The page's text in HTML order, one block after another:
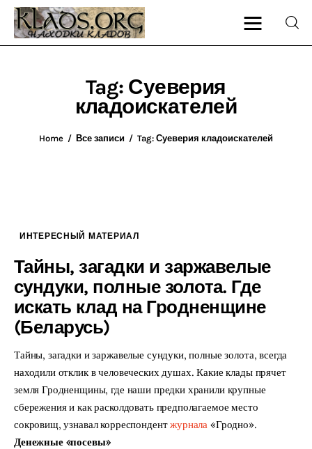
Tag: Суеверия
кладоискателей
Home Все записи Tag: Суеверия кладоискателей
Главная
О блоге
ИНТЕРЕСНЫЙ МАТЕРИАЛ
Тайны, загадки и заржавелые
сундуки, полные золота. Где
искать клад на Гродненщине
(Беларусь)
Тайны, загадки и заржавелые сундуки, полные золота, всегда
находили отклик в человеческих душах. Какие клады прячет
земля Гродненщины, где наши предки хранили крупные
сбережения и как расколдовать предполагаемое место
сокровищ, узнавал корреспондентжурнала«Гродно».
Денежные «посевы»